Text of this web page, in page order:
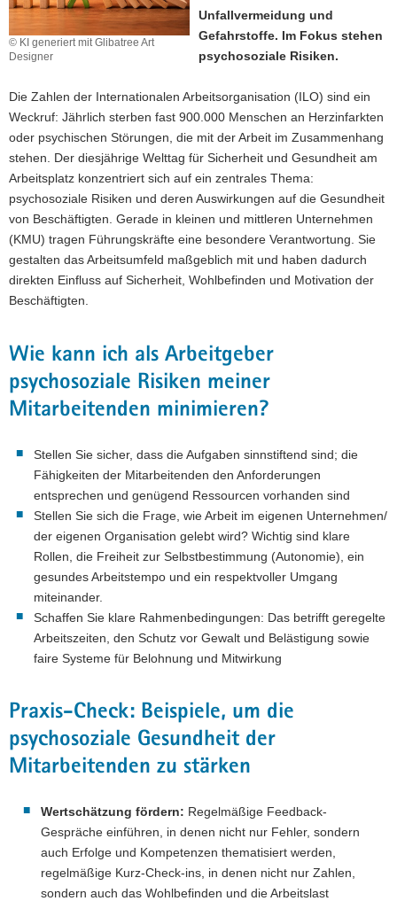
g
© KI generiert mit Glibatree Art
Designer
Unfallvermeidung und
Gefahrstoffe. Im Fokus stehen
psychosoziale Risiken.
Die Zahlen der Internationalen Arbeitsorganisation (ILO) sind ein
Weckruf: Jährlich sterben fast 900.000 Menschen an Herzinfarkten
oder psychischen Störungen, die mit der Arbeit im Zusammenhang
stehen. Der diesjährige Welttag für Sicherheit und Gesundheit am
Arbeitsplatz konzentriert sich auf ein zentrales Thema:
psychosoziale Risiken und deren Auswirkungen auf die Gesundheit
von Beschäftigten. Gerade in kleinen und mittleren Unternehmen
(KMU) tragen Führungskräfte eine besondere Verantwortung. Sie
gestalten das Arbeitsumfeld maßgeblich mit und haben dadurch
direkten Einfluss auf Sicherheit, Wohlbefinden und Motivation der
Beschäftigten.
Wie kann ich als Arbeitgeber
psychosoziale Risiken meiner
Mitarbeitenden minimieren?
Stellen Sie sicher, dass die Aufgaben sinnstiftend sind; die
Fähigkeiten der Mitarbeitenden den Anforderungen
entsprechen und genügend Ressourcen vorhanden sind
Stellen Sie sich die Frage, wie Arbeit im eigenen Unternehmen/
der eigenen Organisation gelebt wird? Wichtig sind klare
Rollen, die Freiheit zur Selbstbestimmung (Autonomie), ein
gesundes Arbeitstempo und ein respektvoller Umgang
miteinander.
Schaffen Sie klare Rahmenbedingungen: Das betrifft geregelte
Arbeitszeiten, den Schutz vor Gewalt und Belästigung sowie
faire Systeme für Belohnung und Mitwirkung
Praxis-Check: Beispiele, um die
psychosoziale Gesundheit der
Mitarbeitenden zu stärken
Wertschätzung fördern: Regelmäßige Feedback-
Gespräche einführen, in denen nicht nur Fehler, sondern
auch Erfolge und Kompetenzen thematisiert werden,
regelmäßige Kurz-Check-ins, in denen nicht nur Zahlen,
sondern auch das Wohlbefinden und die Arbeitslast